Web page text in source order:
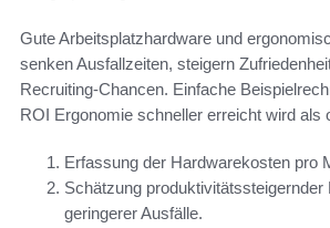
Gute Arbeitsplatzhardware und
senken Ausfallzeiten, steigern
Recruiting-Chancen. Einfache
ROI Ergonomie schneller erreicht wird als
Erfassung der Hardwarekosten pro
Schätzung produktivitätssteigernder
geringerer Ausfälle.